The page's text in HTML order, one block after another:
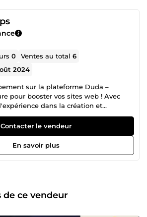
0 Ventes au total6
2024
sur la plateforme Duda –
pour booster vos sites web ! Avec
dans la création et
sur Duda, j'offre une gamme
pour transformer vos idées en
et adaptées à vos
des widgets préconçus pour
des widgets personnalisés pour
vous garantit une parfaite connexion
Duda, tout en respectant les
Contacter le vendeur
En savoir plus
de ce vendeur